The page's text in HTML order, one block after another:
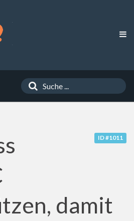
ID #1011
damit